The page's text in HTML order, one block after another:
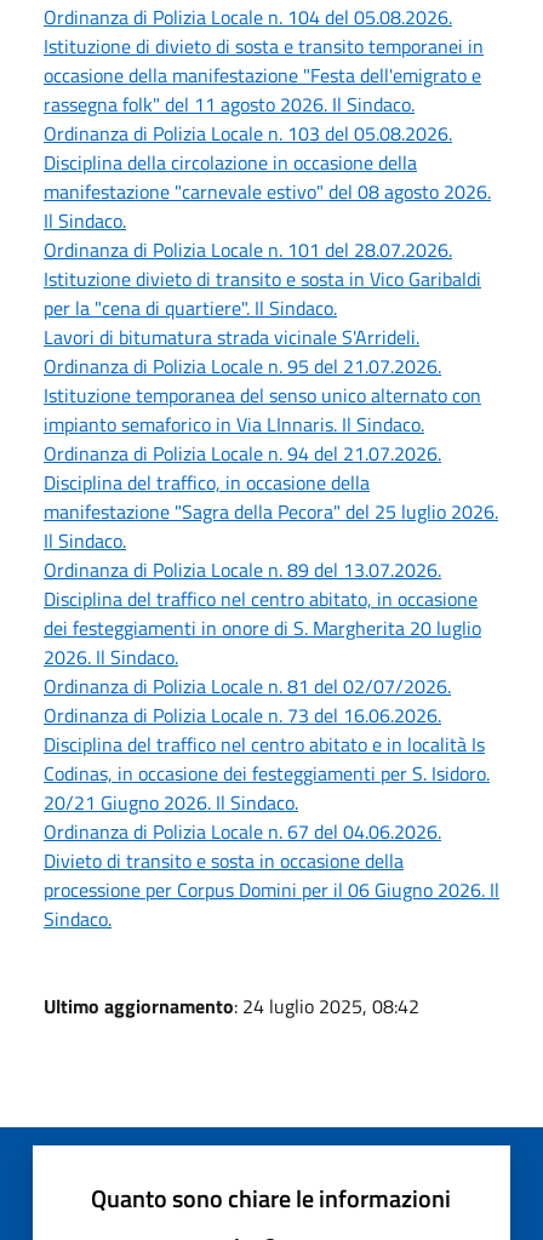
Ordinanza di Polizia Locale n. 104 del 05.08.2026.
Istituzione di divieto di sosta e transito temporanei in
occasione della manifestazione "Festa dell'emigrato e
rassegna folk" del 11 agosto 2026. Il Sindaco.
Ordinanza di Polizia Locale n. 103 del 05.08.2026.
Disciplina della circolazione in occasione della
manifestazione "carnevale estivo" del 08 agosto 2026.
Il Sindaco.
Ordinanza di Polizia Locale n. 101 del 28.07.2026.
Istituzione divieto di transito e sosta in Vico Garibaldi
per la "cena di quartiere". Il Sindaco.
Lavori di bitumatura strada vicinale S'Arrideli.
Ordinanza di Polizia Locale n. 95 del 21.07.2026.
Istituzione temporanea del senso unico alternato con
impianto semaforico in Via LInnaris. Il Sindaco.
Ordinanza di Polizia Locale n. 94 del 21.07.2026.
Disciplina del traffico, in occasione della
manifestazione "Sagra della Pecora" del 25 luglio 2026.
Il Sindaco.
Ordinanza di Polizia Locale n. 89 del 13.07.2026.
Disciplina del traffico nel centro abitato, in occasione
dei festeggiamenti in onore di S. Margherita 20 luglio
2026. Il Sindaco.
Ordinanza di Polizia Locale n. 81 del 02/07/2026.
Ordinanza di Polizia Locale n. 73 del 16.06.2026.
Disciplina del traffico nel centro abitato e in località Is
Codinas, in occasione dei festeggiamenti per S. Isidoro.
20/21 Giugno 2026. Il Sindaco.
Ordinanza di Polizia Locale n. 67 del 04.06.2026.
Divieto di transito e sosta in occasione della
processione per Corpus Domini per il 06 Giugno 2026. Il
Sindaco.
Ultimo aggiornamento: 24 luglio 2025, 08:42
Quanto sono chiare le informazioni